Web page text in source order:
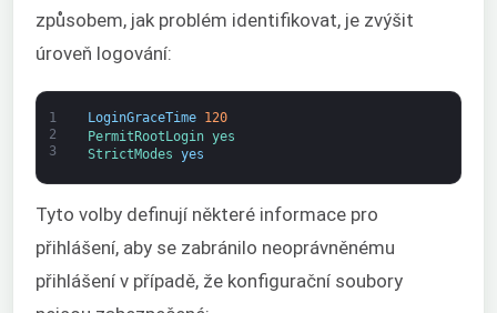
způsobem, jak problém identifikovat, je zvýšit
úroveň logování:
1
2
3
LoginGraceTime
120
PermitRootLogin yes
StrictModes yes
Tyto volby definují některé informace pro
přihlášení, aby se zabránilo neoprávněnému
přihlášení v případě, že konfigurační soubory